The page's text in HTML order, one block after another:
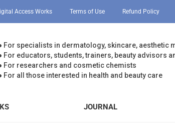
Access Works Terms of Use Refund Policy
For specialists in dermatology, skincare, aesthetic
For educators, students, trainers, beauty advisors
For researchers and cosmetic chemists
For all those interested in health and beauty care
JOURNAL